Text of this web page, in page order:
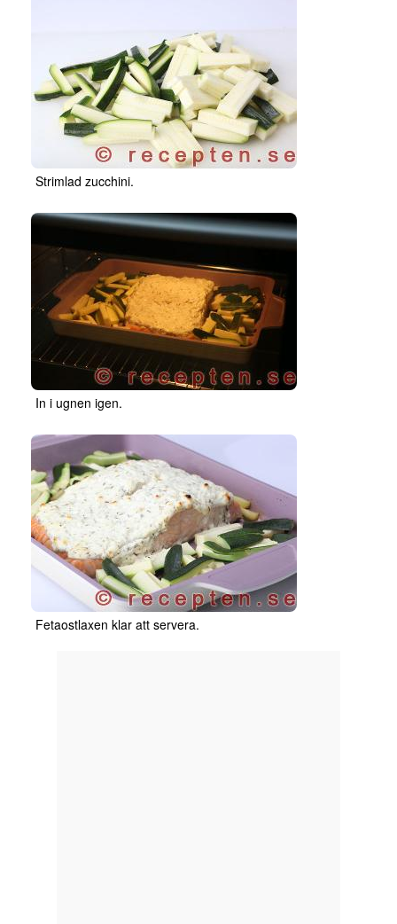
Strimlad zucchini.
In i ugnen igen.
Fetaostlaxen klar att servera.